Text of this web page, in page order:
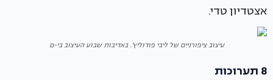
אצטדיון טדי.
עיצוב ציפורניים של ליבי פודוליץ'. באדיבות שבוע העיצוב בי-ם
8 תערוכות